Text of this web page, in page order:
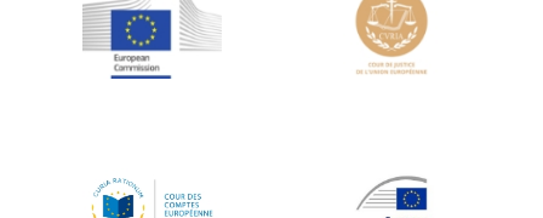
Jean-Louis Schiltz
Jean-Victor Louis
Johnny Åkerholm